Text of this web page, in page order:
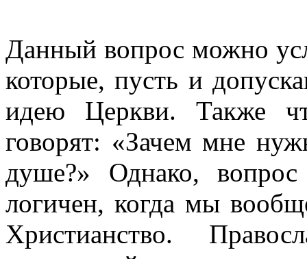
Данный вопрос можно
которые, пусть и
идею Церкви. Также
говорят: «Зачем мне
душе?» Однако,
логичен, когда мы
Христианство.